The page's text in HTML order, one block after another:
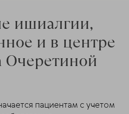
ишиалгии,
и в центре
Очеретиной
пациентам с учетом